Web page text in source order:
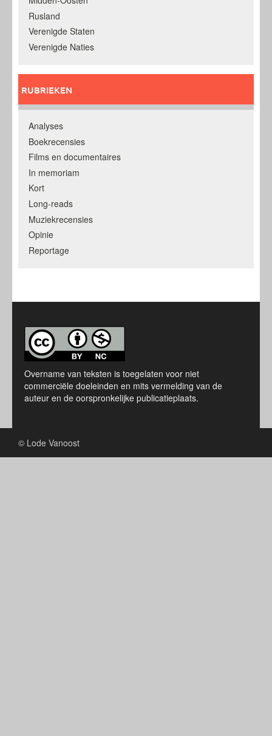
Rusland
Verenigde Staten
Verenigde Naties
RUBRIEKEN
Analyses
Boekrecensies
Films en documentaires
In memoriam
Kort
Long-reads
Muziekrecensies
Opinie
Reportage
Overname van teksten is toegelaten voor niet
commerciële doeleinden en mits vermelding van de
auteur en de oorspronkelijke publicatieplaats.
© Lode Vanoost